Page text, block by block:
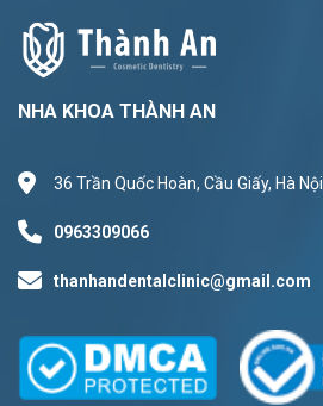
NHA KHOA THÀNH AN
36 Trần Quốc Hoàn, Cầu Giấy, Hà Nội
0963309066
thanhandentalclinic@gmail.com